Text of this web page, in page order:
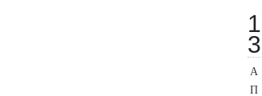
1
3
А
П